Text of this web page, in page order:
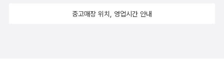
중고매장 위치, 영업시간 안내